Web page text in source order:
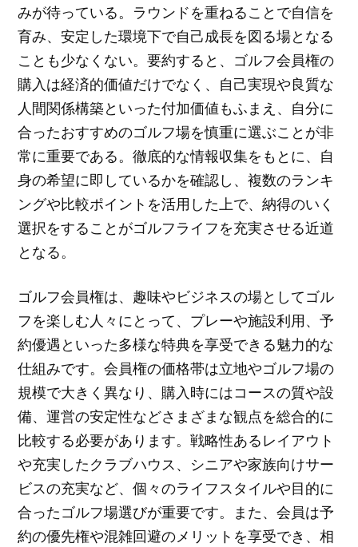
みが待っている。ラウンドを重ねることで自信を
育み、安定した環境下で自己成長を図る場となる
ことも少なくない。要約すると、ゴルフ会員権の
購入は経済的価値だけでなく、自己実現や良質な
人間関係構築といった付加価値もふまえ、自分に
合ったおすすめのゴルフ場を慎重に選ぶことが非
常に重要である。徹底的な情報収集をもとに、自
身の希望に即しているかを確認し、複数のランキ
ングや比較ポイントを活用した上で、納得のいく
選択をすることがゴルフライフを充実させる近道
となる。
ゴルフ会員権は、趣味やビジネスの場としてゴル
フを楽しむ人々にとって、プレーや施設利用、予
約優遇といった多様な特典を享受できる魅力的な
仕組みです。会員権の価格帯は立地やゴルフ場の
規模で大きく異なり、購入時にはコースの質や設
備、運営の安定性などさまざまな観点を総合的に
比較する必要があります。戦略性あるレイアウト
や充実したクラブハウス、シニアや家族向けサー
ビスの充実など、個々のライフスタイルや目的に
合ったゴルフ場選びが重要です。また、会員は予
約の優先権や混雑回避のメリットを享受でき、相